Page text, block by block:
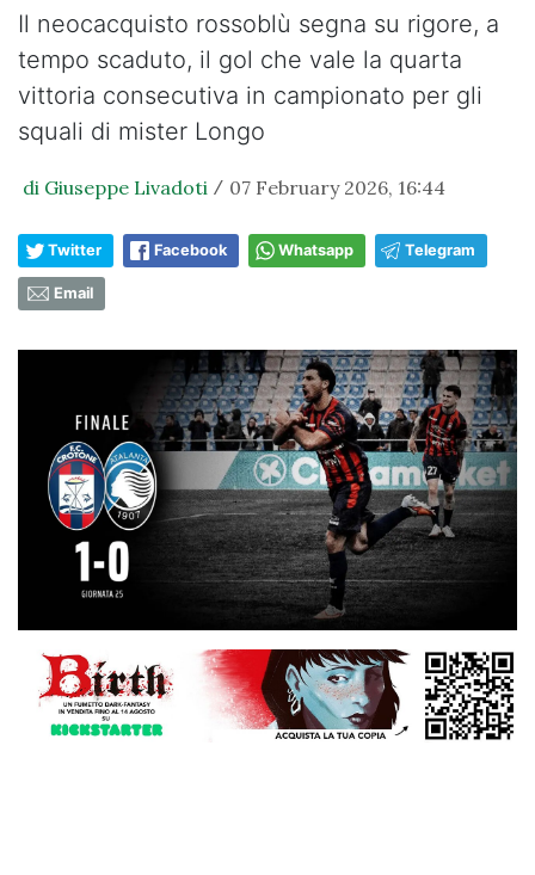
Il neocacquisto rossoblù segna su rigore, a
tempo scaduto, il gol che vale la quarta
vittoria consecutiva in campionato per gli
squali di mister Longo
di Giuseppe Livadoti / 07 February 2026, 16:44
Twitter Facebook Whatsapp Telegram
Email